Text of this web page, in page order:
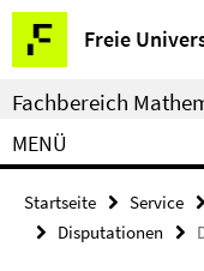
Springe
direkt
zu
Inhalt
Freie
Service-
Navigation
Fachbereich
MENÜ
Startseite Service
Disputationen